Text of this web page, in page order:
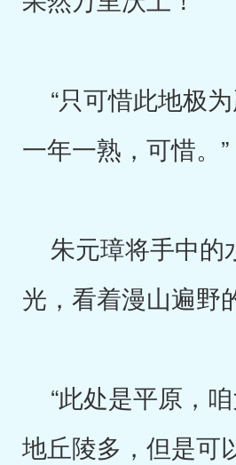
“只可惜此地极
一年一熟，可惜。”
朱元璋将手中的
光，看着漫山遍野
“此处是平原，
地丘陵多，但是可